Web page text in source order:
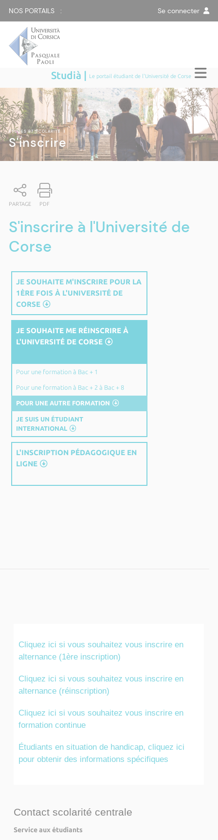
NOS PORTAILS : Se connecter
Studià | Le portail étudiant de l'Université de Corse
ÉTUDES ET SCOLARITÉ |
S'inscrire
PARTAGE PDF
S'inscrire à l'Université de
Corse
JE SOUHAITE M'INSCRIRE POUR LA
1ÈRE FOIS À L'UNIVERSITÉ DE
CORSE
JE SOUHAITE ME RÉINSCRIRE À
L'UNIVERSITÉ DE CORSE
Pour une formation à Bac + 1
Pour une formation à Bac + 2 à Bac + 8
POUR UNE AUTRE FORMATION
JE SUIS UN ÉTUDIANT
INTERNATIONAL
L'INSCRIPTION PÉDAGOGIQUE EN
LIGNE
Cliquez ici si vous souhaitez vous inscrire en
alternance (1ère inscription)
Cliquez ici si vous souhaitez vous inscrire en
alternance (réinscription)
Cliquez ici si vous souhaitez vous inscrire en
formation continue
Étudiants en situation de handicap, cliquez ici
pour obtenir des informations spécifiques
Contact scolarité centrale
Service aux étudiants